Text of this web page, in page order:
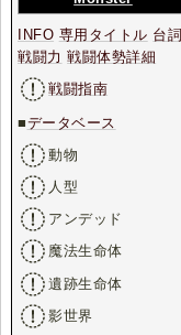
INFO 専用タイトル 台詞
戦闘力 戦闘体勢詳細
戦闘指南
■データベース
動物
人型
アンデッド
魔法生命体
遺跡生命体
影世界